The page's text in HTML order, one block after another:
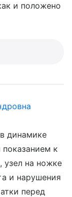
и положено
динамике
показанием к
узел на ножке
и нарушения
перед